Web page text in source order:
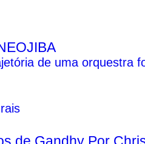
de uma orquestra